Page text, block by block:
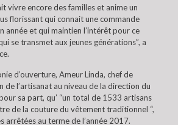
vivre encore des familles et anime un
florissant qui connait une commande
année et qui maintien l’intérêt pour ce
se transmet aux jeunes générations”, a
d’ouverture, Ameur Linda, chef de
l’artisanat au niveau de la direction du
sa part, qu’ “un total de 1533 artisans
de la couture du vêtement traditionnel “,
arrêtées au terme de l’année 2017.